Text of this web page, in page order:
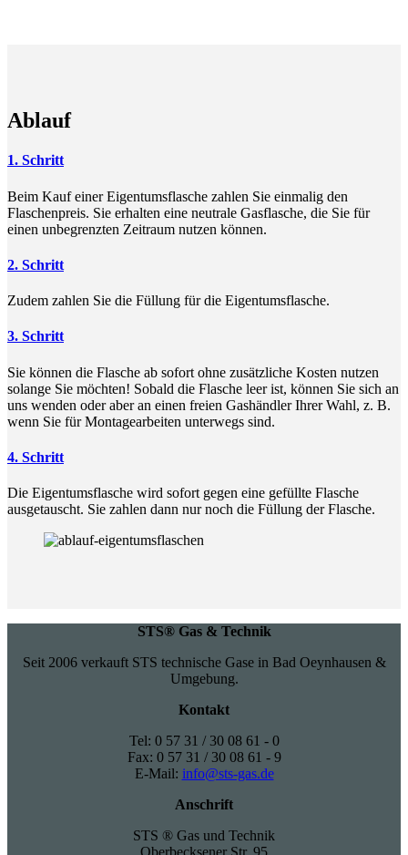
Ablauf
1. Schritt
Beim Kauf einer Eigentumsflasche zahlen Sie einmalig den
Flaschenpreis. Sie erhalten eine neutrale Gasflasche, die Sie für
einen unbegrenzten Zeitraum nutzen können.
2. Schritt
Zudem zahlen Sie die Füllung für die Eigentumsflasche.
3. Schritt
Sie können die Flasche ab sofort ohne zusätzliche Kosten nutzen
solange Sie möchten! Sobald die Flasche leer ist, können Sie sich an
uns wenden oder aber an einen freien Gashändler Ihrer Wahl, z. B.
wenn Sie für Montagearbeiten unterwegs sind.
4. Schritt
Die Eigentumsflasche wird sofort gegen eine gefüllte Flasche
ausgetauscht. Sie zahlen dann nur noch die Füllung der Flasche.
STS® Gas & Technik
Seit 2006 verkauft STS technische Gase in Bad Oeynhausen &
Umgebung.
Kontakt
Tel: 0 57 31 / 30 08 61 - 0
Fax: 0 57 31 / 30 08 61 - 9
E-Mail: info@sts-gas.de
Anschrift
STS ® Gas und Technik